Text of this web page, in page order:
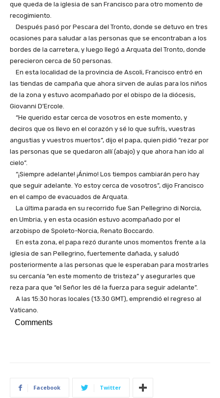
que queda de la iglesia de san Francisco para otro momento de
recogimiento.
Después pasó por Pescara del Tronto, donde se detuvo en tres
ocasiones para saludar a las personas que se encontraban a los
bordes de la carretera, y luego llegó a Arquata del Tronto, donde
perecieron cerca de 50 personas.
En esta localidad de la provincia de Ascoli, Francisco entró en
las tiendas de campaña que ahora sirven de aulas para los niños
de la zona y estuvo acompañado por el obispo de la diócesis,
Giovanni D’Ercole.
“He querido estar cerca de vosotros en este momento, y
deciros que os llevo en el corazón y sé lo que sufrís, vuestras
angustias y vuestros muertos”, dijo el papa, quien pidió “rezar por
las personas que se quedaron allí (abajo) y que ahora han ido al
cielo”.
“¡Siempre adelante! ¡Ánimo! Los tiempos cambiarán pero hay
que seguir adelante. Yo estoy cerca de vosotros”, dijo Francisco
en el campo de evacuados de Arquata.
La última parada en su recorrido fue San Pellegrino di Norcia,
en Umbria, y en esta ocasión estuvo acompañado por el
arzobispo de Spoleto-Norcia, Renato Boccardo.
En esta zona, el papa rezó durante unos momentos frente a la
iglesia de san Pellegrino, fuertemente dañada, y saludó
posteriormente a las personas que le esperaban para mostrarles
su cercanía “en este momento de tristeza” y asegurarles que
reza para que “el Señor les dé la fuerza para seguir adelante”.
A las 15:30 horas locales (13:30 GMT), emprendió el regreso al
Vaticano.
Comments
Facebook Twitter